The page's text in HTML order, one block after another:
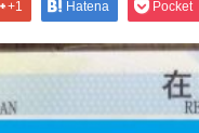
+1 Hatena Pocket